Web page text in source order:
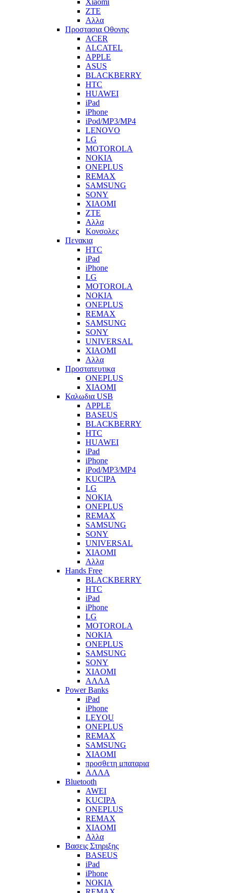
Xiaomi
ZTE
Αλλα
Προστασια Οθονης
ACER
ALCATEL
APPLE
ASUS
BLACKBERRY
HTC
HUAWEI
iPad
iPhone
iPod/MP3/MP4
LENOVO
LG
MOTOROLA
NOKIA
ONEPLUS
REMAX
SAMSUNG
SONY
XIAOMI
ZTE
Αλλα
Κονσολες
Πενακια
HTC
iPad
iPhone
LG
MOTOROLA
NOKIA
ONEPLUS
REMAX
SAMSUNG
SONY
UNIVERSAL
XIAOMI
Αλλα
Προστατευτικα
ONEPLUS
XIAOMI
Καλωδια USB
APPLE
BASEUS
BLACKBERRY
HTC
HUAWEI
iPad
iPhone
iPod/MP3/MP4
KUCIPA
LG
NOKIA
ONEPLUS
REMAX
SAMSUNG
SONY
UNIVERSAL
XIAOMI
Αλλα
Hands Free
BLACKBERRY
HTC
iPad
iPhone
LG
MOTOROLA
NOKIA
ONEPLUS
SAMSUNG
SONY
XIAOMI
ΑΛΛΑ
Power Banks
iPad
iPhone
LEYOU
ONEPLUS
REMAX
SAMSUNG
XIAOMI
προσθετη μπαταρια
ΑΛΛΑ
Bluetooth
AWEI
KUCIPA
ONEPLUS
REMAX
XIAOMI
Αλλα
Βασεις Στηριξης
BASEUS
iPad
iPhone
NOKIA